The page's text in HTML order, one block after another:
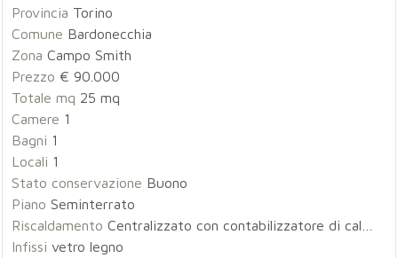
Provincia Torino
Comune Bardonecchia
Zona Campo Smith
Prezzo € 90.000
Totale mq 25 mq
Camere 1
Bagni 1
Locali 1
Stato conservazione Buono
Piano Seminterrato
Riscaldamento Centralizzato con contabilizzatore di calore
Infissi vetro legno